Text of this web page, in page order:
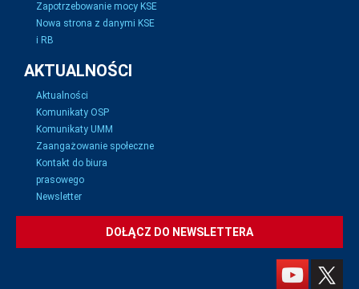
Zapotrzebowanie mocy KSE
Nowa strona z danymi KSE
i RB
AKTUALNOŚCI
Aktualności
Komunikaty OSP
Komunikaty UMM
Zaangażowanie społeczne
Kontakt do biura
prasowego
Newsletter
DOŁĄCZ DO NEWSLETTERA